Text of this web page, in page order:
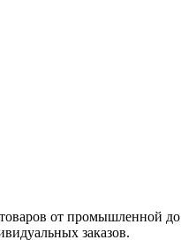
от промышленной до
заказов.